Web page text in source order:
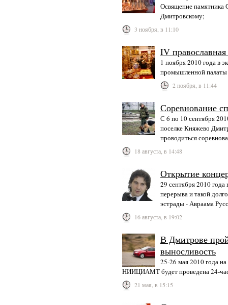
Освящение
Дмитровскому;
3 ноября, в 11:10
IV
1 ноября 2010 года в
промышленной палаты
2 ноября, в 11:44
Соревнование
С 6 по 10 сентября
поселке Княжево
проводиться
18 августа, в 14:48
Открытие
29 сентября 2010 года
перерыва и такой
эстрады - Авраама
16 августа, в 19:02
В Дмитрове
выносливость
25-26 мая 2010 года
НИИЦИАМТ будет проведена 24-
21 мая, в 15:15